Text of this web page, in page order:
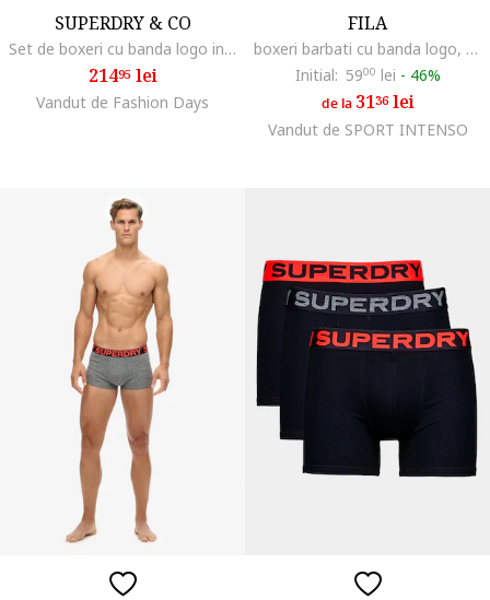
SUPERDRY & CO
Set de boxeri cu banda logo in talie - 3 Perechi, Portocaliu mandarina/Verde lime/Bleumarin
21495lei
Vandut de Fashion Days
FILA
boxeri barbati cu banda logo, negru, Bleumarin
Initial: 5900 lei - 46%
de la 3136lei
Vandut de SPORT INTENSO